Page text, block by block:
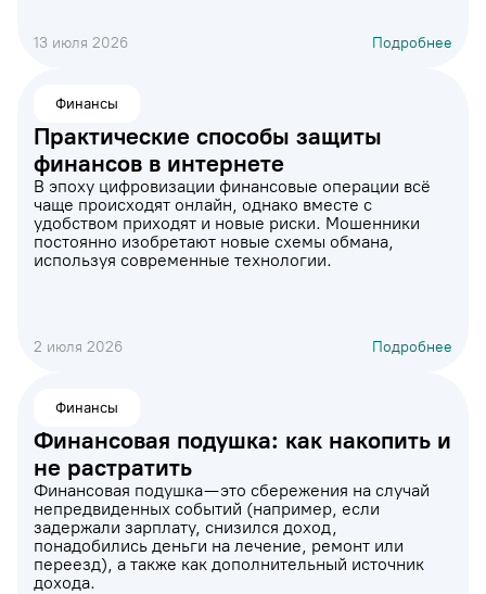
13 июля 2026 Подробнее
Финансы
Практические способы защиты
финансов в интернете
В эпоху цифровизации финансовые операции всё
чаще происходят онлайн, однако вместе с
удобством приходят и новые риски. Мошенники
постоянно изобретают новые схемы обмана,
используя современные технологии.
2 июля 2026 Подробнее
Финансы
Финансовая подушка: как накопить и
не растратить
Финансовая подушка — это сбережения на случай
непредвиденных событий (например, если
задержали зарплату, снизился доход,
понадобились деньги на лечение, ремонт или
переезд), а также как дополнительный источник
дохода.